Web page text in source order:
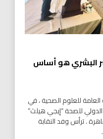
البشري هو أساس
للعلوم الصحية ، في
للصحة “إيجي هيلث”
. ترأس وفد النقابة